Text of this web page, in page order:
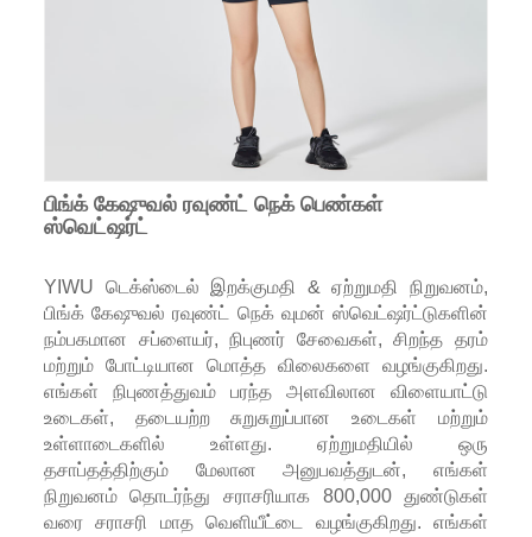
பிங்க் கேஷுவல் ரவுண்ட் நெக் பெண்கள்
ஸ்வெட்ஷர்ட்
YIWU டெக்ஸ்டைல் ​​இறக்குமதி & ஏற்றுமதி நிறுவனம்,
பிங்க் கேஷுவல் ரவுண்ட் நெக் வுமன் ஸ்வெட்ஷர்ட்டுகளின்
நம்பகமான சப்ளையர், நிபுணர் சேவைகள், சிறந்த தரம்
மற்றும் போட்டியான மொத்த விலைகளை வழங்குகிறது.
எங்கள் நிபுணத்துவம் பரந்த அளவிலான விளையாட்டு
உடைகள், தடையற்ற சுறுசுறுப்பான உடைகள் மற்றும்
உள்ளாடைகளில் உள்ளது. ஏற்றுமதியில் ஒரு
தசாப்தத்திற்கும் மேலான அனுபவத்துடன், எங்கள்
நிறுவனம் தொடர்ந்து சராசரியாக 800,000 துண்டுகள்
வரை சராசரி மாத வெளியீட்டை வழங்குகிறது. எங்கள்